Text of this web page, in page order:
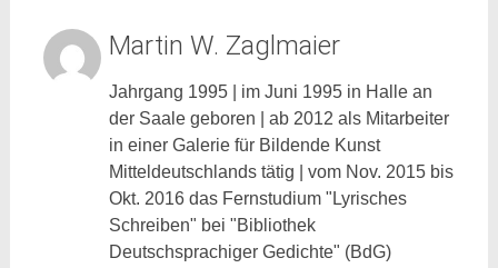
Martin W. Zaglmaier
Jahrgang 1995 | im Juni 1995 in Halle an
der Saale geboren | ab 2012 als Mitarbeiter
in einer Galerie für Bildende Kunst
Mitteldeutschlands tätig | vom Nov. 2015 bis
Okt. 2016 das Fernstudium "Lyrisches
Schreiben" bei "Bibliothek
Deutschsprachiger Gedichte" (BdG)